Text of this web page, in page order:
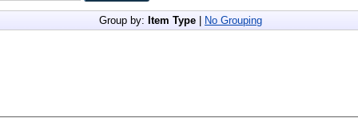
Group by: Item Type No Grouping